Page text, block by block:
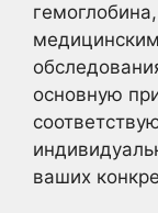
основную
ваших